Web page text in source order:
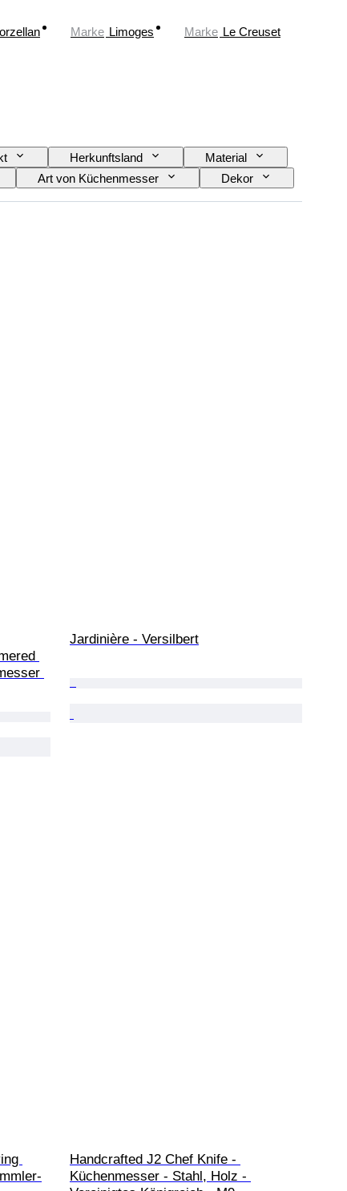
Marke Limoges Marke Le Creuset
Herkunftsland
Material
Art von Küchenmesser
Dekor
Jardinière - Versilbert
Handcrafted J2 Chef Knife -
Küchenmesser - Stahl, Holz -